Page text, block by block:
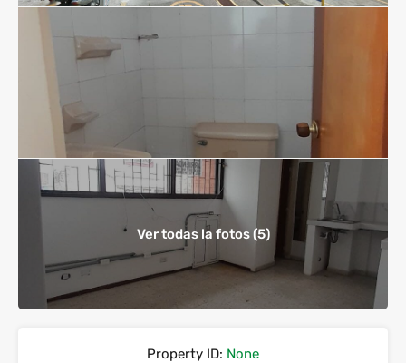
Ver todas la fotos (5)
Property ID: None